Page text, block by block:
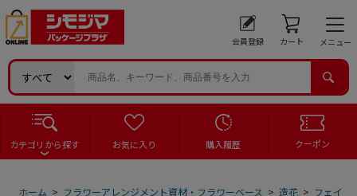
会員登録 カート メニュー
カテゴリから探す お気に入り 購入履歴 クーポン
ホーム > フラワーアレンジメント資材・フラワーベース > 造花 > フェイク